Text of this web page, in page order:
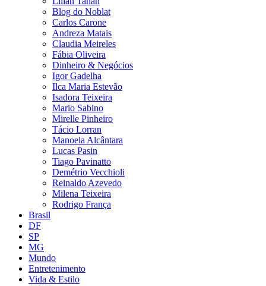
Blog do Noblat
Carlos Carone
Andreza Matais
Claudia Meireles
Fábia Oliveira
Dinheiro & Negócios
Igor Gadelha
Ilca Maria Estevão
Isadora Teixeira
Mario Sabino
Mirelle Pinheiro
Tácio Lorran
Manoela Alcântara
Lucas Pasin
Tiago Pavinatto
Demétrio Vecchioli
Reinaldo Azevedo
Milena Teixeira
Rodrigo França
Brasil
DF
SP
MG
Mundo
Entretenimento
Vida & Estilo